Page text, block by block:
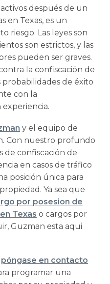
después de un
en Texas, es un
riesgo. Las leyes son
son estrictos, y las
pueden ser graves.
la confiscación de
de éxito
con la
y el equipo de
Con nuestro profundo
de confiscación de
en casos de tráfico
posición única para
Ya sea que
por posesion de
Texas o cargos por
Guzman esta aqui
póngase en contacto
programar una